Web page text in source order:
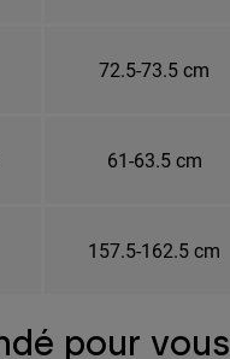
72.5-73.5 cm
61-63.5 cm
157.5-162.5 cm
pour vous